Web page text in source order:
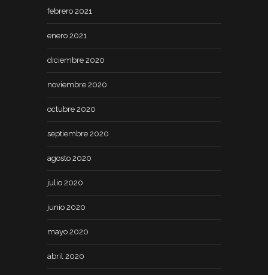
febrero 2021
enero 2021
diciembre 2020
noviembre 2020
octubre 2020
septiembre 2020
agosto 2020
julio 2020
junio 2020
mayo 2020
abril 2020